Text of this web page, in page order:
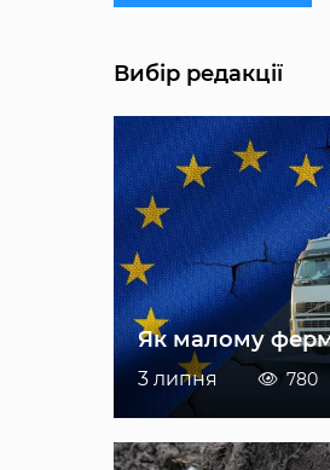
Вибір редакції
Як малому
3 липня 780